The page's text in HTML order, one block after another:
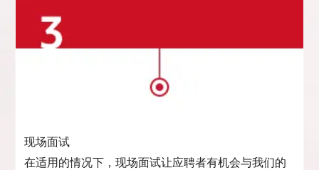
现场面试
在适用的情况下，现场面试让应聘者有机会与我们的